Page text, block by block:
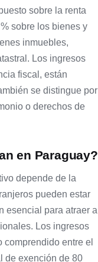
sobre la renta
sobre los bienes y
inmuebles,
Los ingresos
fiscal, están
se distingue por
o derechos de
en Paraguay?
depende de la
pueden estar
esencial para atraer a
Los ingresos
comprendido entre el
de exención de 80